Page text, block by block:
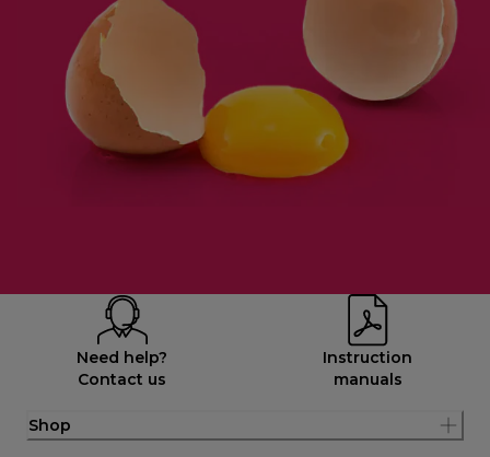
Need help?
Contact us
Instruction
manuals
Shop